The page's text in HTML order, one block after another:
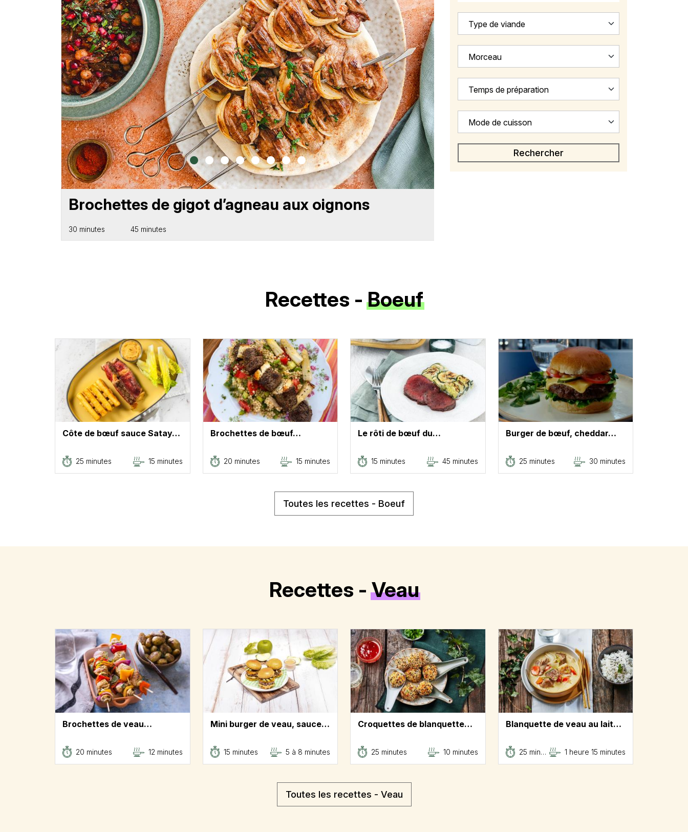
Brochettes de gigot d’agneau aux oignons
30 minutes 45 minutes
Recettes -Boeuf
Côte de bœuf sauce Satay…
25 minutes 15 minutes
Brochettes de bœuf…
20 minutes 15 minutes
Le rôti de bœuf du…
15 minutes 45 minutes
Burger de bœuf, cheddar…
25 minutes 30 minutes
Toutes les recettes - Boeuf
Recettes -Veau
Brochettes de veau…
20 minutes 12 minutes
Mini burger de veau, sauce…
15 minutes 5 à 8 minutes
Croquettes de blanquette…
25 minutes 10 minutes
Blanquette de veau au lait…
25 min… 1 heure 15 minutes
Toutes les recettes - Veau
Type de viande
Morceau
Temps de préparation
Mode de cuisson